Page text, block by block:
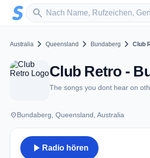
Zum Hauptinhalt springen
search
Sender suchen
Australia chevron_right Queensland chevron_right Bundaberg chevron_right Club
placeBundaberg, Queensland, Australia
play_arrow Radio hören